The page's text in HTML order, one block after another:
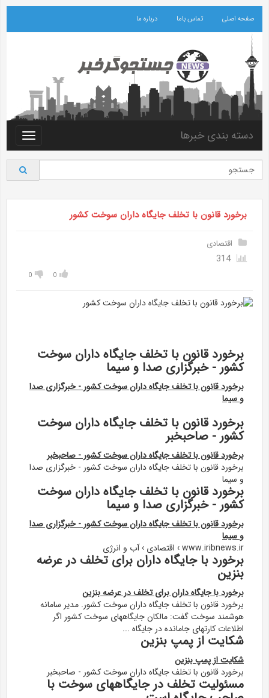
صفحه اصلی تماس باما درباره ما
Toggle
دسته بندی خبرها
برخورد قانون با تخلف جایگاه داران سوخت کشور
اقتصادی
0
0
برخورد قانون با تخلف جایگاه داران سوخت
کشور - خبرگزاری صدا و سیما
برخورد قانون با تخلف جایگاه داران سوخت کشور - خبرگزاری صدا
و سیما
برخورد قانون با تخلف جایگاه داران سوخت
کشور - صاحبخبر
برخورد قانون با تخلف جایگاه داران سوخت کشور - صاحبخبر
برخورد قانون با تخلف جایگاه داران سوخت کشور - خبرگزاری صدا
و سیما
برخورد قانون با تخلف جایگاه داران سوخت
کشور - خبرگزاری صدا و سیما
برخورد قانون با تخلف جایگاه داران سوخت کشور - خبرگزاری صدا
و سیما
www.iribnews.ir › اقتصادی › آب و انرژی
برخورد با جایگاه داران برای تخلف در عرضه
بنزین
برخورد با جایگاه داران برای تخلف در عرضه بنزین
برخورد قانون با تخلف جایگاه داران سوخت کشور. مدیر سامانه
هوشمند سوخت گفت: مالکان جایگاههای سوخت کشور اگر
اطلاعات کارتهای جامانده در جایگاه ...
شکایت از پمپ بنزین
شکایت از پمپ بنزین
برخورد قانون با تخلف جایگاه داران سوخت کشور - صاحبخبر
مسئولیت تخلف در جایگاههای سوخت با